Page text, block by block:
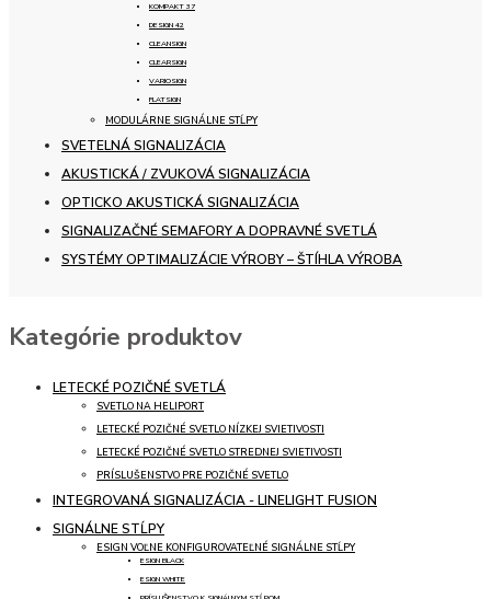
KOMPAKT 37
DESIGN 42
CLEANSIGN
CLEARSIGN
VARIOSIGN
FLATSIGN
MODULÁRNE SIGNÁLNE STĹPY
SVETELNÁ SIGNALIZÁCIA
AKUSTICKÁ / ZVUKOVÁ SIGNALIZÁCIA
OPTICKO AKUSTICKÁ SIGNALIZÁCIA
SIGNALIZAČNÉ SEMAFORY A DOPRAVNÉ SVETLÁ
SYSTÉMY OPTIMALIZÁCIE VÝROBY – ŠTÍHLA VÝROBA
Kategórie produktov
LETECKÉ POZIČNÉ SVETLÁ
SVETLO NA HELIPORT
LETECKÉ POZIČNÉ SVETLO NÍZKEJ SVIETIVOSTI
LETECKÉ POZIČNÉ SVETLO STREDNEJ SVIETIVOSTI
PRÍSLUŠENSTVO PRE POZIČNÉ SVETLO
INTEGROVANÁ SIGNALIZÁCIA - LINELIGHT FUSION
SIGNÁLNE STĹPY
ESIGN VOĽNE KONFIGUROVATEĽNÉ SIGNÁLNE STĹPY
ESIGN BLACK
ESIGN WHITE